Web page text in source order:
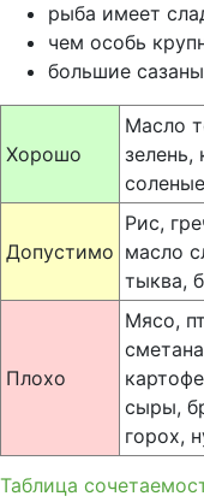
рыба имеет
чем особь
большие
Таблица
Хорошо
Масло
зелень,
Допустимо
Рис,
масло
тыква,
Плохо
Мясо,
сыры,
горох,